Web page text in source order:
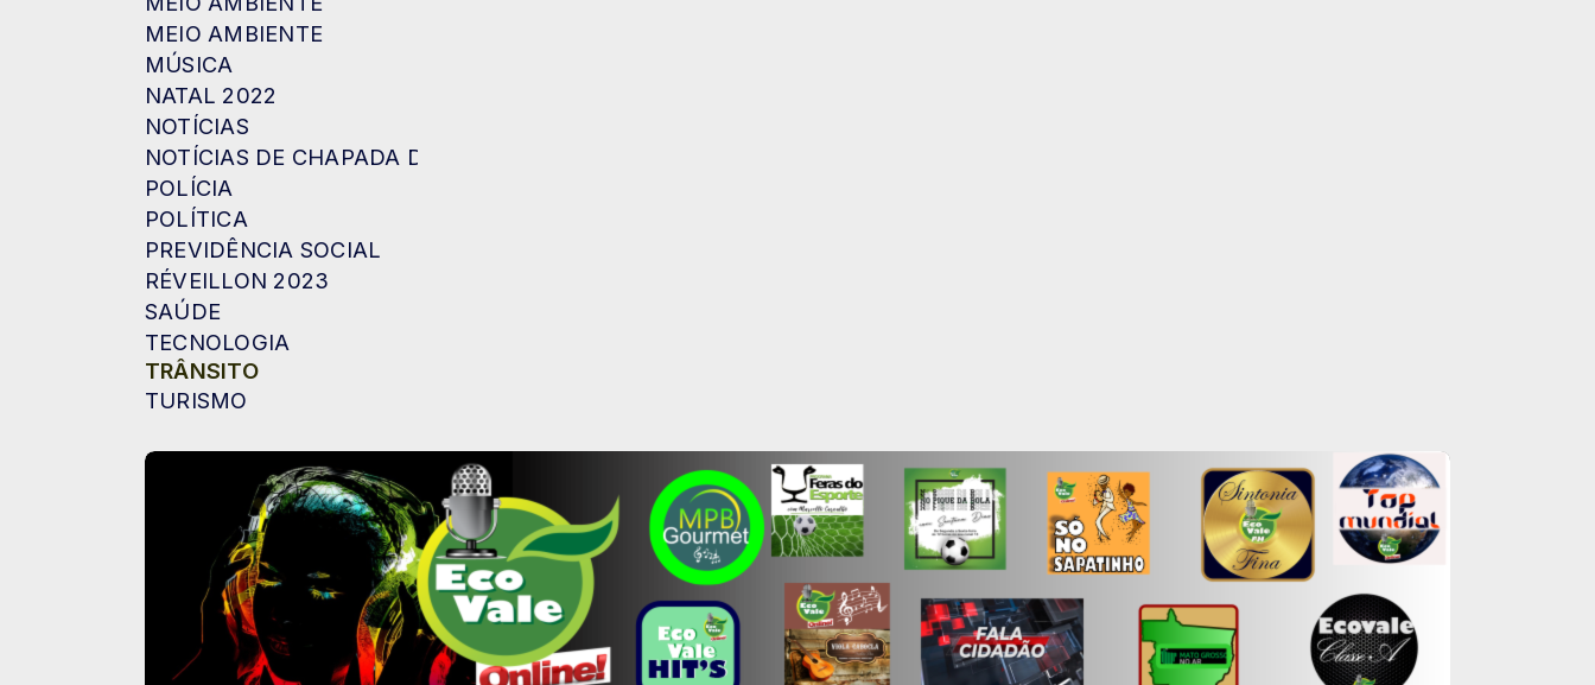
MEIO AMBIENTE
MÚSICA
NATAL 2022
NOTÍCIAS
NOTÍCIAS DE CHAPADA DOS GUIMARÃES
POLÍCIA
POLÍTICA
PREVIDÊNCIA SOCIAL
RÉVEILLON 2023
SAÚDE
TECNOLOGIA
TRÂNSITO
TURISMO